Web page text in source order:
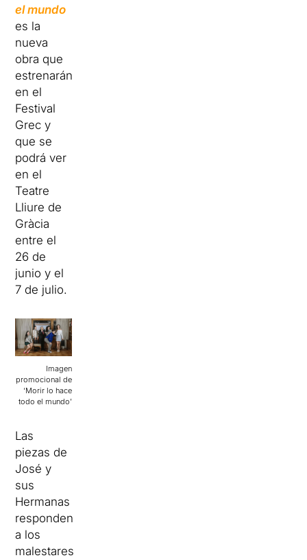
el mundo
es la
nueva
obra que
estrenarán
en el
Festival
Grec y
que se
podrá ver
en el
Teatre
Lliure de
Gràcia
entre el
26 de
junio y el
7 de julio.
Imagen
promocional de
‘Morir lo hace
todo el mundo’
Las
piezas de
José y
sus
Hermanas
responden
a los
malestares